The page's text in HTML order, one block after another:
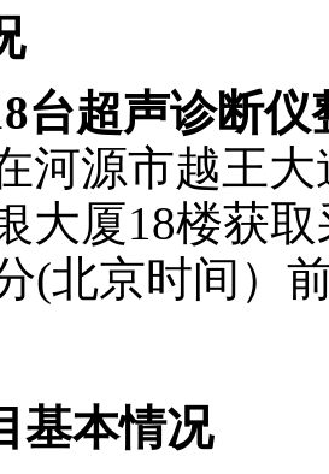
台超声诊断
河源市越王
大厦18楼获
(北京时间）
基本情况